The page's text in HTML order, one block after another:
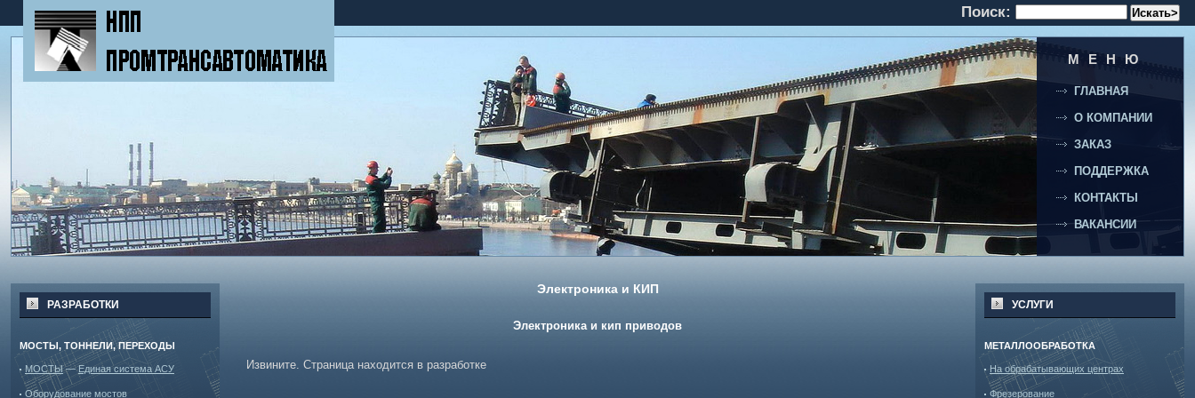
Поиск:
МЕНЮ
ГЛАВНАЯ
О КОМПАНИИ
ЗАКАЗ
ПОДДЕРЖКА
КОНТАКТЫ
ВАКАНСИИ
РАЗРАБОТКИ
МОСТЫ, ТОННЕЛИ, ПЕРЕХОДЫ
МОСТЫ—Единая система АСУ
Оборудование мостов
Электроника и КИП
Электроника и кип приводов
Извините. Страница находится в разработке
УСЛУГИ
МЕТАЛЛООБРАБОТКА
На обрабатывающих центрах
Фрезерование